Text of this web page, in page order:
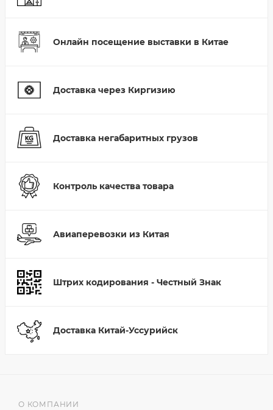
Онлайн посещение выставки в Китае
Доставка через Киргизию
Доставка негабаритных грузов
Контроль качества товара
Авиаперевозки из Китая
Штрих кодирования - Честный Знак
Доставка Китай-Уссурийск
О КОМПАНИИ